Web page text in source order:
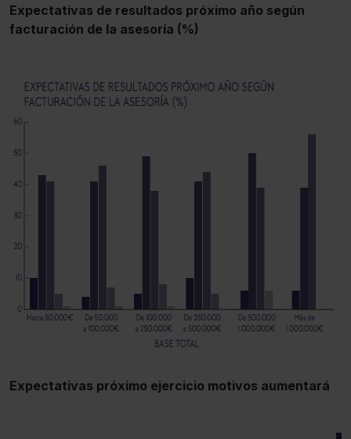
Expectativas de resultados próximo año según
facturación de la asesoría (%)
Expectativas próximo ejercicio motivos aumentará